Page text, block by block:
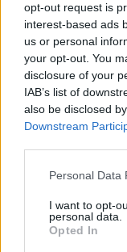
opt-out request is
interest-based ads
us or personal
your opt-out. You
disclosure of your
IAB’s list of
also be disclosed
Downstream
Please note that
not limited to your
grant or deny
use your data for
Personal Data
I want to opt-
personal data.
Opted In
roadmap
implica
l’intelligenza
e ridurre
investire in
assicurando
È fondamentale
attori del
non profit, per